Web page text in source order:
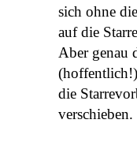
sich ohne
auf die
Aber genau
die
verschieben.